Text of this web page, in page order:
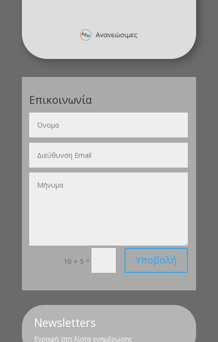
Επικοινωνία
10 + 5 = Υποβολή
Newsletters
Εγραφή στη λίστα ενημέρωσης